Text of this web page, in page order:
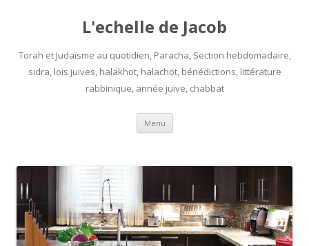
L'echelle de Jacob
Torah et Judaïsme au quotidien, Paracha, Section hebdomadaire,
sidra, lois juives, halakhot, halachot, bénédictions, littérature
rabbinique, année juive, chabbat
Menu Aller
contenu